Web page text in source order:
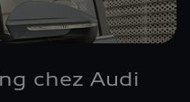
chez Audi